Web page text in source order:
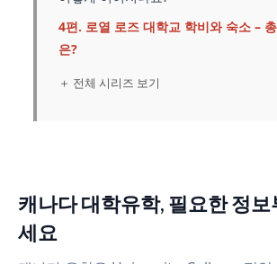
4편. 로열 로즈 대학교 학비와 숙소 –
은?
＋ 전체 시리즈 보기
캐나다 대학유학, 필요한 정
세요